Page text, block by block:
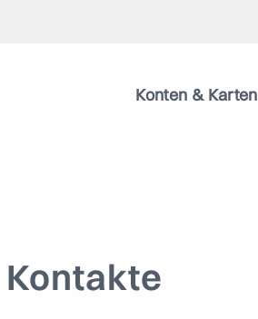
Konten & Karten